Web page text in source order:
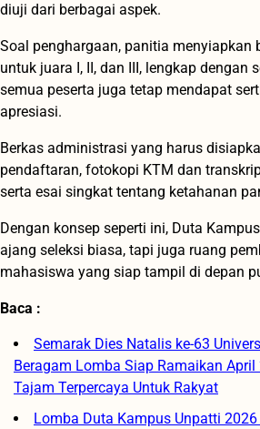
diuji dari berbagai aspek.
Soal penghargaan, panitia menyiapkan
untuk juara I, II, dan III, lengkap dengan
semua peserta juga tetap mendapat
apresiasi.
Berkas administrasi yang harus
pendaftaran, fotokopi KTM dan
serta esai singkat tentang ketahanan
Dengan konsep seperti ini, Duta
ajang seleksi biasa, tapi juga ruang
mahasiswa yang siap tampil di depan
Baca :
Semarak Dies Natalis ke-63
Beragam Lomba Siap Ramaikan
Tajam Terpercaya Untuk Rakyat
Lomba Duta Kampus Unpatti